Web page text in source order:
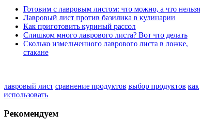
Готовим с лавровым листом: что можно, а что нельзя
Лавровый лист против базилика в кулинарии
Как приготовить куриный рассол
Слишком много лаврового листа? Вот что делать
Сколько измельченного лаврового листа в ложке,
стакане
лавровый лист сравнение продуктов выбор продуктов как
использовать
Рекомендуем